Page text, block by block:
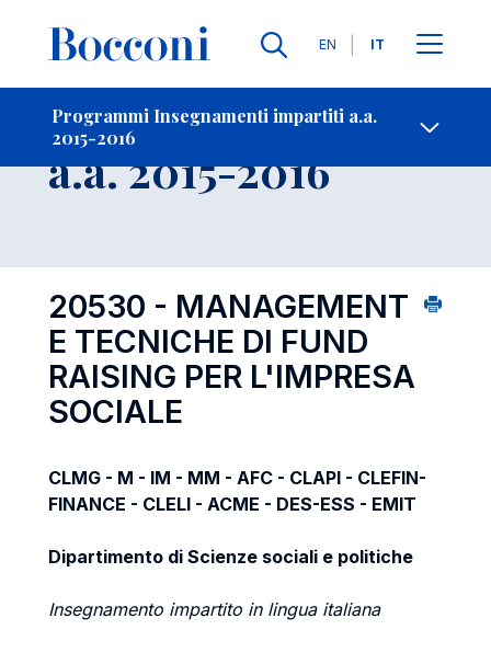
Lingue
EN IT
Programmi Insegnamenti impartiti a.a.
2015-2016
-
Insegnamento
a.a. 2015-2016
20530 - MANAGEMENT
E TECNICHE DI FUND
RAISING PER L'IMPRESA
SOCIALE
CLMG - M - IM - MM - AFC - CLAPI - CLEFIN-
FINANCE - CLELI - ACME - DES-ESS - EMIT
Dipartimento di Scienze sociali e politiche
Insegnamento impartito in lingua italiana